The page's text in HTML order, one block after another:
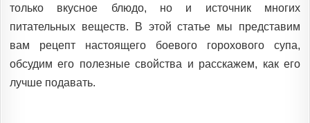
только вкусное блюдо, но и источник многих
питательных веществ. В этой статье мы представим
вам рецепт настоящего боевого горохового супа,
обсудим его полезные свойства и расскажем, как его
лучше подавать.